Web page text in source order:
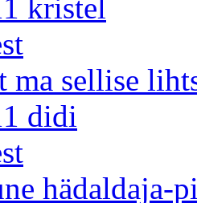
kristel
ma sellise
didi
hädaldaja-